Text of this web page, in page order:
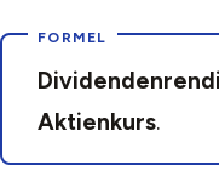
Aktienkurs.